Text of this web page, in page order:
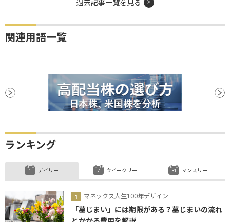
過去記事一覧を見る
関連用語一覧
ランキング
デイリー
マネックス人生100年デザイン
「墓じまい」には期限がある？墓じまいの流れ
ウイークリー マンスリー